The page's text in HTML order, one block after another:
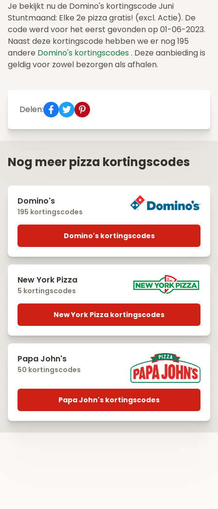
Je bekijkt nu de Domino's kortingscode Juni
Stuntmaand: Elke 2e pizza gratis! (excl. Actie). De
code werd voor het eerst gevonden op 01-06-2023.
Naast deze kortingscode hebben we er nog 195
andere Domino's kortingscodes . Deze aanbieding is
geldig voor zowel bezorgen als afhalen.
Delen:
Nog meer pizza kortingscodes
Domino's
195 kortingscodes
Domino's kortingscodes
New York Pizza
5 kortingscodes
New York Pizza kortingscodes
Papa John's
50 kortingscodes
Papa John's kortingscodes